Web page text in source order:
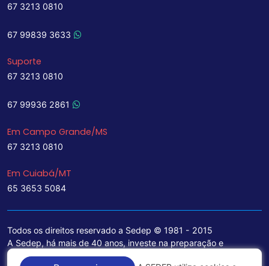
67 3213 0810
67 99839 3633
Suporte
67 3213 0810
67 99936 2861
Em Campo Grande/MS
67 3213 0810
Em Cuiabá/MT
65 3653 5084
Todos os direitos reservado a Sedep © 1981 - 2015
A Sedep, há mais de 40 anos, investe na preparação e
treinamento de funcionários e na aquisição de tecnologia de